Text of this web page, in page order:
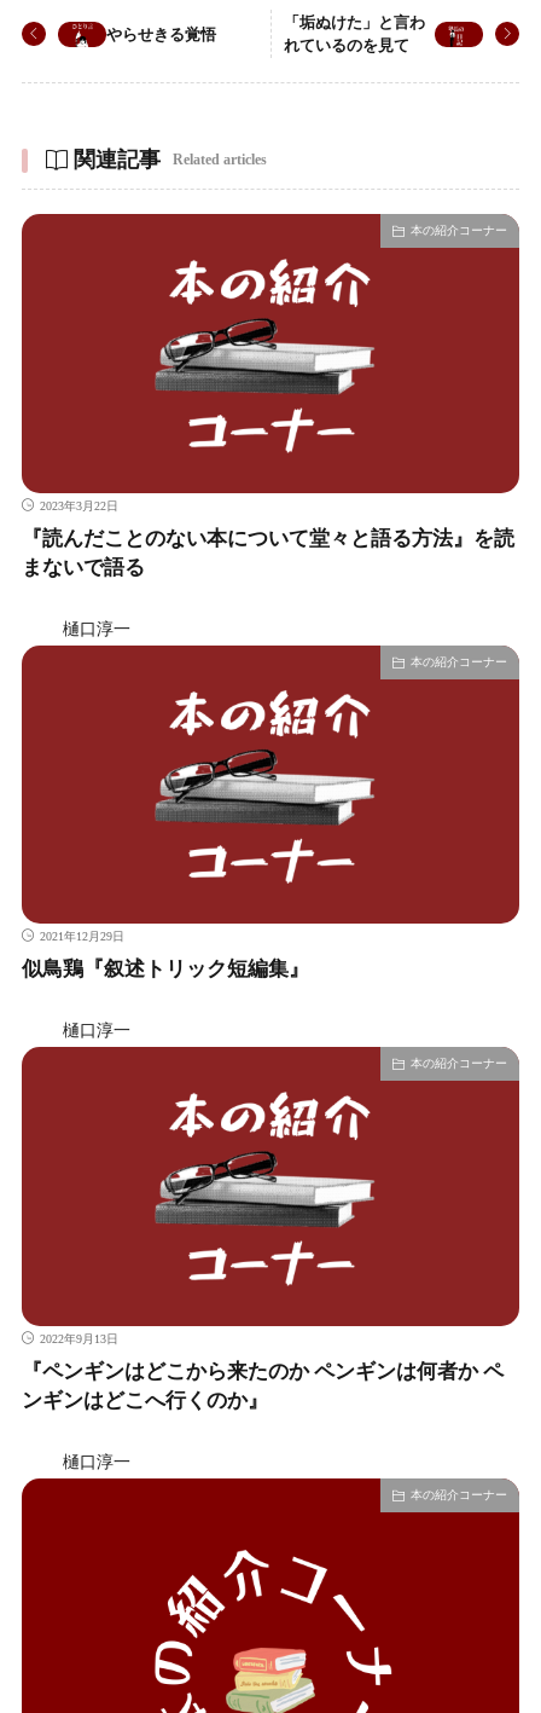
やらせきる覚悟
「垢ぬけた」と言わ
れているのを見て
関連記事 Related articles
本の紹介コーナー
2023年3月22日
『読んだことのない本について堂々と語る方法』を読
まないで語る
樋口淳一
本の紹介コーナー
2021年12月29日
似鳥鶏『叙述トリック短編集』
樋口淳一
本の紹介コーナー
2022年9月13日
『ペンギンはどこから来たのか ペンギンは何者か ペ
ンギンはどこへ行くのか』
樋口淳一
本の紹介コーナー